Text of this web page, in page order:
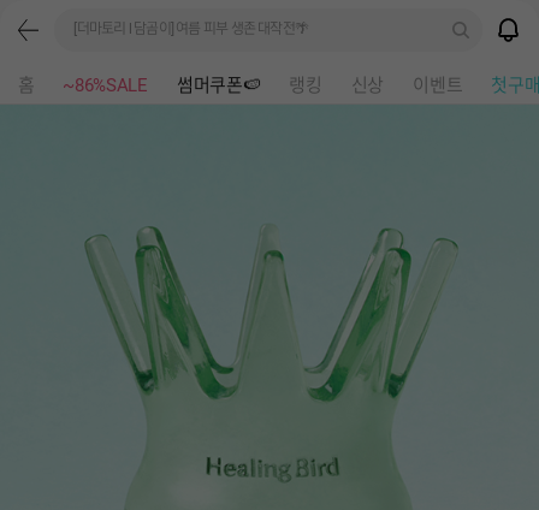
[더마토리 l 담곰이] 여름 피부 생존 대작전🌴
홈 ~86%SALE 썸머쿠폰🍉 랭킹 신상 이벤트 첫구